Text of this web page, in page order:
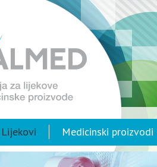
Lijekovi Medicinski proizvodi